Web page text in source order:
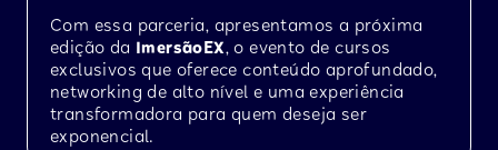
Com essa parceria, apresentamos a próxima
edição da ImersãoEX, o evento de cursos
exclusivos que oferece conteúdo aprofundado,
networking de alto nível e uma experiência
transformadora para quem deseja ser
exponencial.